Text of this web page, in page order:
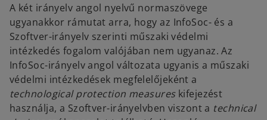
A két irányelv angol nyelvű normaszövege
ugyanakkor rámutat arra, hogy az InfoSoc- és a
Szoftver-irányelv szerinti műszaki védelmi
intézkedés fogalom valójában nem ugyanaz. Az
InfoSoc-irányelv angol változata ugyanis a műszaki
védelmi intézkedések megfelelőjeként a
technological protection measureskifejezést
használja, a Szoftver-irányelvben viszont a technical